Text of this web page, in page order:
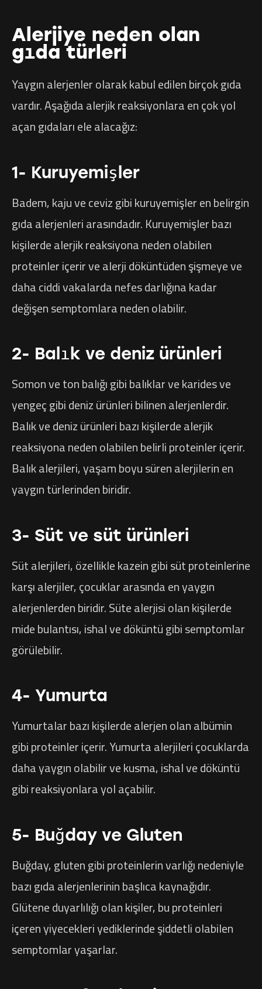
Alerjiye neden olan
gıda türleri
Yaygın alerjenler olarak kabul edilen birçok gıda
vardır. Aşağıda alerjik reaksiyonlara en çok yol
açan gıdaları ele alacağız:
1- Kuruyemişler
Badem, kaju ve ceviz gibi kuruyemişler en belirgin
gıda alerjenleri arasındadır. Kuruyemişler bazı
kişilerde alerjik reaksiyona neden olabilen
proteinler içerir ve alerji döküntüden şişmeye ve
daha ciddi vakalarda nefes darlığına kadar
değişen semptomlara neden olabilir.
2- Balık ve deniz ürünleri
Somon ve ton balığı gibi balıklar ve karides ve
yengeç gibi deniz ürünleri bilinen alerjenlerdir.
Balık ve deniz ürünleri bazı kişilerde alerjik
reaksiyona neden olabilen belirli proteinler içerir.
Balık alerjileri, yaşam boyu süren alerjilerin en
yaygın türlerinden biridir.
3- Süt ve süt ürünleri
Süt alerjileri, özellikle kazein gibi süt proteinlerine
karşı alerjiler, çocuklar arasında en yaygın
alerjenlerden biridir. Süte alerjisi olan kişilerde
mide bulantısı, ishal ve döküntü gibi semptomlar
görülebilir.
4- Yumurta
Yumurtalar bazı kişilerde alerjen olan albümin
gibi proteinler içerir. Yumurta alerjileri çocuklarda
daha yaygın olabilir ve kusma, ishal ve döküntü
gibi reaksiyonlara yol açabilir.
5- Buğday ve Gluten
Buğday, gluten gibi proteinlerin varlığı nedeniyle
bazı gıda alerjenlerinin başlıca kaynağıdır.
Glütene duyarlılığı olan kişiler, bu proteinleri
içeren yiyecekleri yediklerinde şiddetli olabilen
semptomlar yaşarlar.